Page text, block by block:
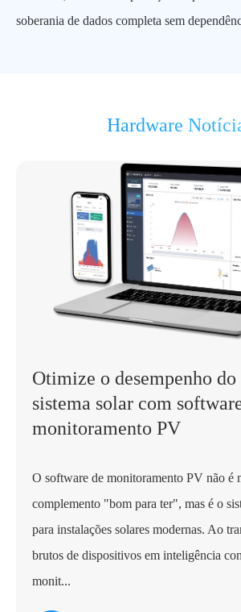
soberania de dados completa sem
Hardware
Otimize o desempenho do
sistema solar com
monitoramento PV
O software de monitoramento PV não é
complemento "bom para ter", mas é o
para instalações solares modernas. Ao
brutos de dispositivos em inteligência
monit...